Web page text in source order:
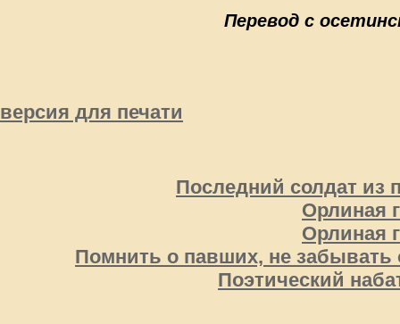
Перевод с осетинского
версия для печати
Последний солдат из
Орлиная
Орлиная
Помнить о павших, не забывать
Поэтический